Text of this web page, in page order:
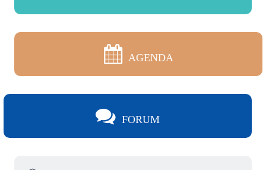
AGENDA
FORUM